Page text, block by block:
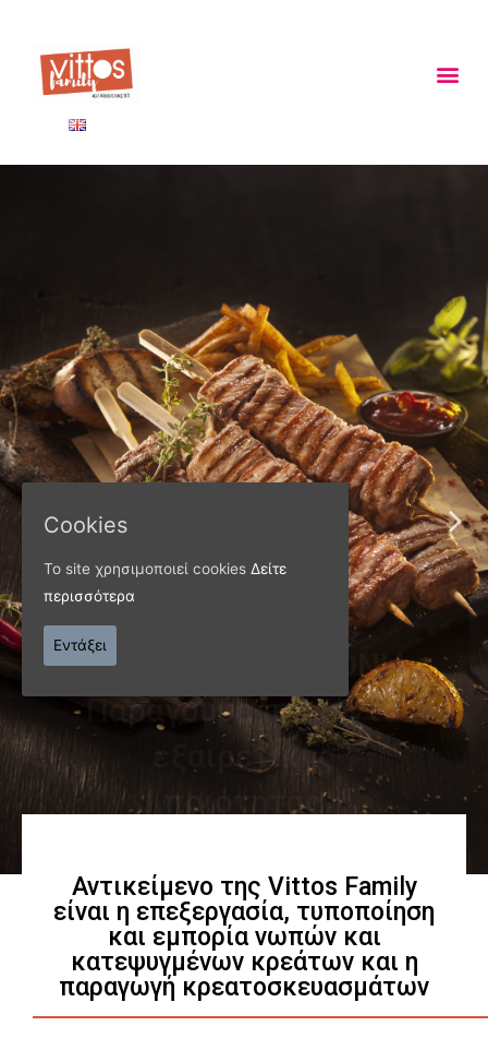
ΠΑΝΩ ΑΠΟ 40 ΧΡΟΝΙΑ
Παράγουμε προϊόντα
Αντικείμενο της Vittos Family
είναι η επεξεργασία, τυποποίηση
και εμπορία νωπών και
κατεψυγμένων κρεάτων και η
παραγωγή κρεατοσκευασμάτων
Cookies
Το site χρησιμοποιεί cookies Δείτε
περισσότερα
Εντάξει